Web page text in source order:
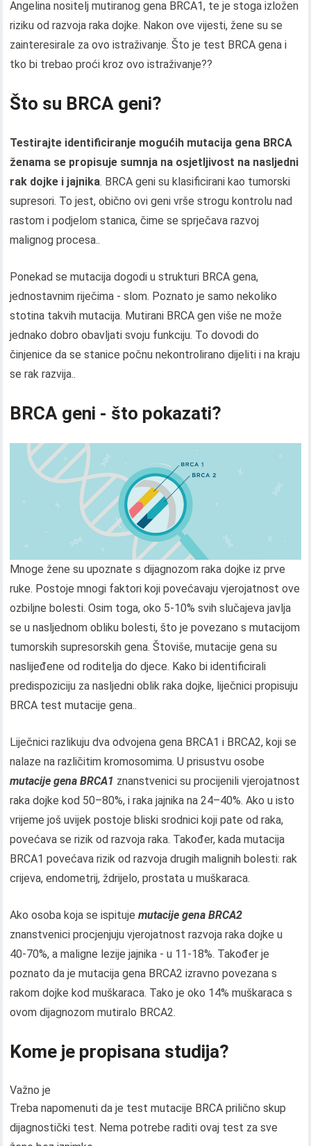
Angelina nositelj mutiranog gena BRCA1, te je stoga izložen
riziku od razvoja raka dojke. Nakon ove vijesti, žene su se
zainteresirale za ovo istraživanje. Što je test BRCA gena i
tko bi trebao proći kroz ovo istraživanje??
Što su BRCA geni?
Testirajte identificiranje mogućih mutacija gena BRCA
ženama se propisuje sumnja na osjetljivost na nasljedni
rak dojke i jajnika. BRCA geni su klasificirani kao tumorski
supresori. To jest, obično ovi geni vrše strogu kontrolu nad
rastom i podjelom stanica, čime se sprječava razvoj
malignog procesa..
Ponekad se mutacija dogodi u strukturi BRCA gena,
jednostavnim riječima - slom. Poznato je samo nekoliko
stotina takvih mutacija. Mutirani BRCA gen više ne može
jednako dobro obavljati svoju funkciju. To dovodi do
činjenice da se stanice počnu nekontrolirano dijeliti i na kraju
se rak razvija..
BRCA geni - što pokazati?
Mnoge žene su upoznate s dijagnozom raka dojke iz prve
ruke. Postoje mnogi faktori koji povećavaju vjerojatnost ove
ozbiljne bolesti. Osim toga, oko 5-10% svih slučajeva javlja
se u nasljednom obliku bolesti, što je povezano s mutacijom
tumorskih supresorskih gena. Štoviše, mutacije gena su
naslijeđene od roditelja do djece. Kako bi identificirali
predispoziciju za nasljedni oblik raka dojke, liječnici propisuju
BRCA test mutacije gena..
Liječnici razlikuju dva odvojena gena BRCA1 i BRCA2, koji se
nalaze na različitim kromosomima. U prisustvu osobe
mutacije genaBRCA1 znanstvenici su procijenili vjerojatnost
raka dojke kod 50–80%, i raka jajnika na 24–40%. Ako u isto
vrijeme još uvijek postoje bliski srodnici koji pate od raka,
povećava se rizik od razvoja raka. Također, kada mutacija
BRCA1 povećava rizik od razvoja drugih malignih bolesti: rak
crijeva, endometrij, ždrijelo, prostata u muškaraca.
Ako osoba koja se ispitujemutacije genaBRCA2
znanstvenici procjenjuju vjerojatnost razvoja raka dojke u
40-70%, a maligne lezije jajnika - u 11-18%. Također je
poznato da je mutacija gena BRCA2 izravno povezana s
rakom dojke kod muškaraca. Tako je oko 14% muškaraca s
ovom dijagnozom mutiralo BRCA2.
Kome je propisana studija?
Važno je
Treba napomenuti da je test mutacije BRCA prilično skup
dijagnostički test. Nema potrebe raditi ovaj test za sve